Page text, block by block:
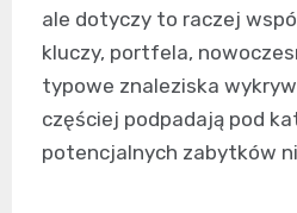
ale dotyczy to raczej
kluczy, portfela,
typowe znaleziska
częściej podpadają pod
potencjalnych zabytków